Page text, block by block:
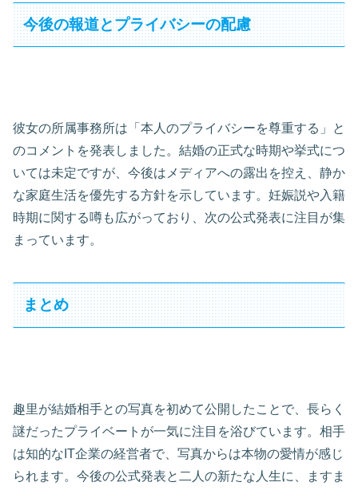
今後の報道とプライバシーの配慮
彼女の所属事務所は「本人のプライバシーを尊重する」と
のコメントを発表しました。結婚の正式な時期や挙式につ
いては未定ですが、今後はメディアへの露出を控え、静か
な家庭生活を優先する方針を示しています。妊娠説や入籍
時期に関する噂も広がっており、次の公式発表に注目が集
まっています。
まとめ
趣里が結婚相手との写真を初めて公開したことで、長らく
謎だったプライベートが一気に注目を浴びています。相手
は知的なIT企業の経営者で、写真からは本物の愛情が感じ
られます。今後の公式発表と二人の新たな人生に、ますま